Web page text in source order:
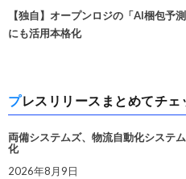
【独自】オープンロジの「AI梱包予
にも活用本格化
プレスリリースまとめてチェ
両備システムズ、物流自動化システ
化
2026年8月9日